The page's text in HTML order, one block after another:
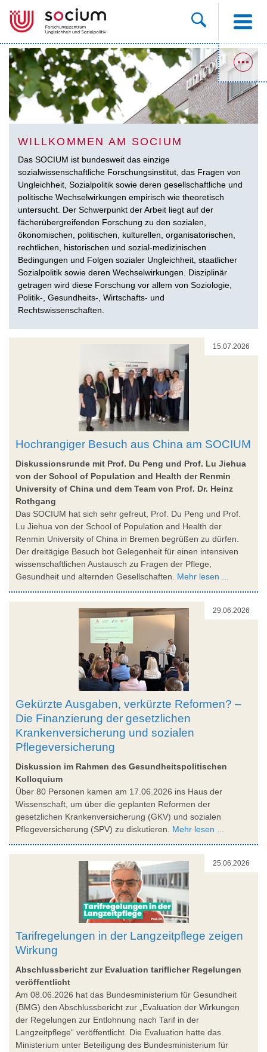
WILLKOMMEN AM SOCIUM
Das SOCIUM ist bundesweit das einzige
sozialwissenschaftliche Forschungsinstitut, das Fragen von
Ungleichheit, Sozialpolitik sowie deren gesellschaftliche und
politische Wechselwirkungen empirisch wie theoretisch
untersucht. Der Schwerpunkt der Arbeit liegt auf der
fächerübergreifenden Forschung zu den sozialen,
ökonomischen, politischen, kulturellen, organisatorischen,
rechtlichen, historischen und sozial-medizinischen
Bedingungen und Folgen sozialer Ungleichheit, staatlicher
Sozialpolitik sowie deren Wechselwirkungen. Disziplinär
getragen wird diese Forschung vor allem von Soziologie,
Politik-, Gesundheits-, Wirtschafts- und
Rechtswissenschaften.
15.07.2026
Hochrangiger Besuch aus China am SOCIUM
Diskussionsrunde mit Prof. Du Peng und Prof. Lu Jiehua
von der School of Population and Health der Renmin
University of China und dem Team von Prof. Dr. Heinz
Rothgang
Das SOCIUM hat sich sehr gefreut, Prof. Du Peng und Prof.
Lu Jiehua von der School of Population and Health der
Renmin University of China in Bremen begrüßen zu dürfen.
Der dreitägige Besuch bot Gelegenheit für einen intensiven
wissenschaftlichen Austausch zu Fragen der Pflege,
Gesundheit und alternden Gesellschaften. Mehr lesen ...
29.06.2026
Gekürzte Ausgaben, verkürzte Reformen? –
Die Finanzierung der gesetzlichen
Krankenversicherung und sozialen
Pflegeversicherung
Diskussion im Rahmen des Gesundheitspolitischen
Kolloquium
Über 80 Personen kamen am 17.06.2026 ins Haus der
Wissenschaft, um über die geplanten Reformen der
gesetzlichen Krankenversicherung (GKV) und sozialen
Pflegeversicherung (SPV) zu diskutieren. Mehr lesen ...
25.06.2026
Tarifregelungen in der Langzeitpflege zeigen
Wirkung
Abschlussbericht zur Evaluation tariflicher Regelungen
veröffentlicht
Am 08.06.2026 hat das Bundesministerium für Gesundheit
(BMG) den Abschlussbericht zur „Evaluation der Wirkungen
der Regelungen zur Entlohnung nach Tarif in der
Langzeitpflege“ veröffentlicht. Die Evaluation hatte das
Ministerium unter Beteiligung des Bundesministerium für